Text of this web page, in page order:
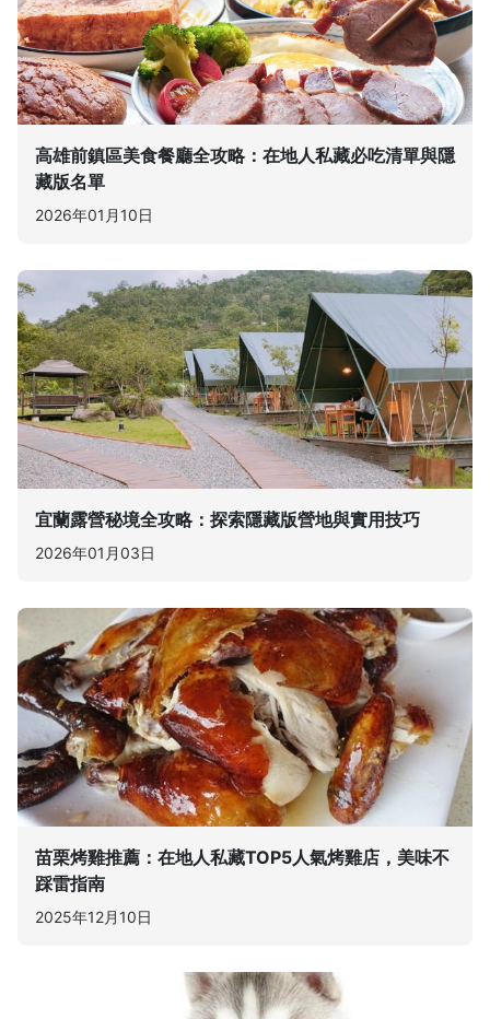
高雄前鎮區美食餐廳全攻略：在地人私藏必吃清單與隱
藏版名單
2026年01月10日
宜蘭露營秘境全攻略：探索隱藏版營地與實用技巧
2026年01月03日
苗栗烤雞推薦：在地人私藏TOP5人氣烤雞店，美味不
踩雷指南
2025年12月10日